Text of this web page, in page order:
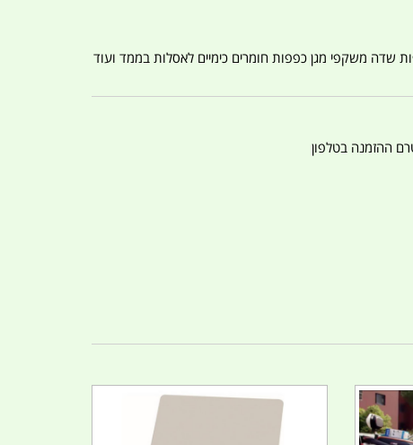
שדה משקפי מגן כפפות חומרים כימיים לאסלות בממד ועוד
ההזמנה בטלפון